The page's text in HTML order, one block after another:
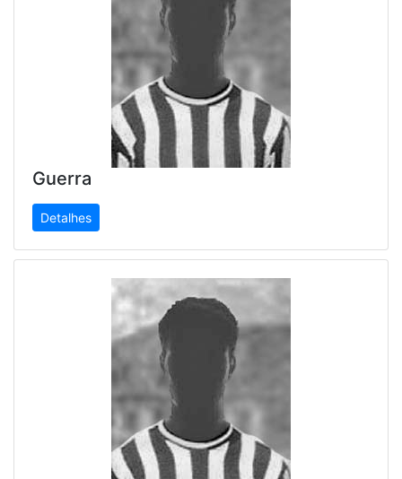
Guerra
Detalhes